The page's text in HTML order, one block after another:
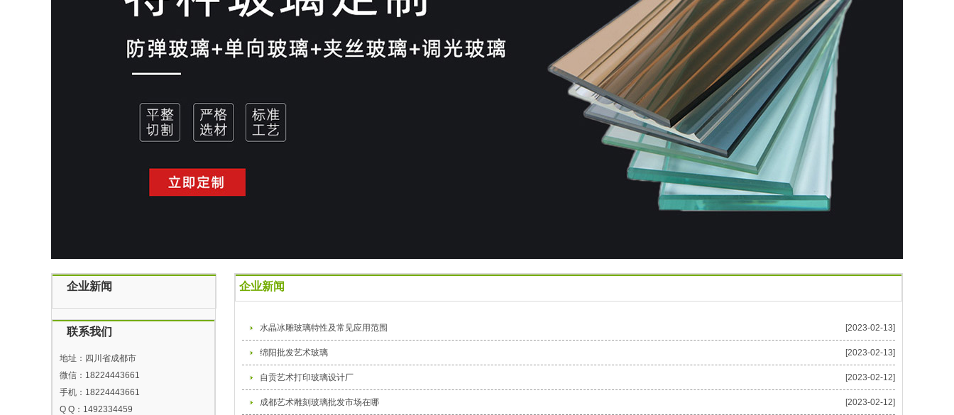
企业新闻
联系我们
地址：四川省成都市
微信：18224443661
手机：18224443661
Q Q：1492334459
企业新闻
水晶冰雕玻璃特性及常见应用范围 [2023-02-13]
绵阳批发艺术玻璃 [2023-02-13]
自贡艺术打印玻璃设计厂 [2023-02-12]
成都艺术雕刻玻璃批发市场在哪 [2023-02-12]